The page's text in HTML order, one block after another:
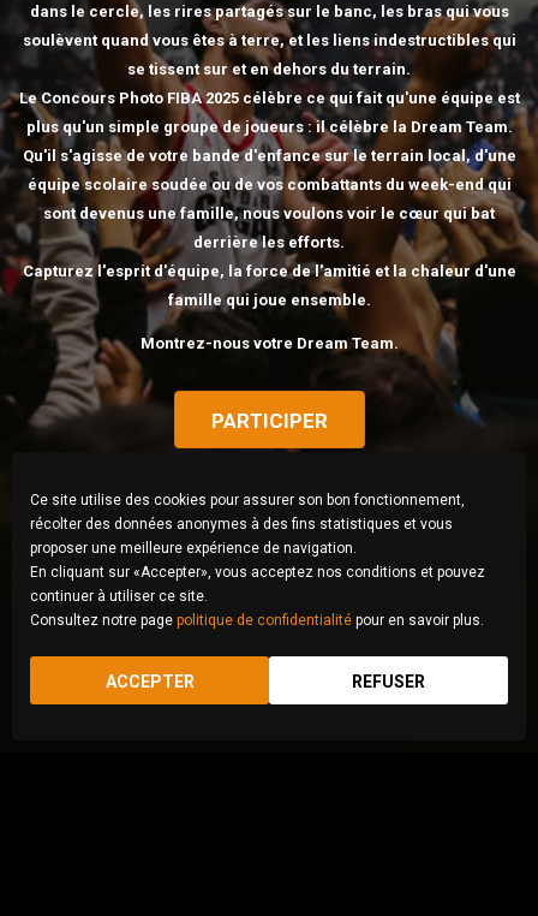
dans le cercle, les rires partagés sur le banc, les bras qui vous
soulèvent quand vous êtes à terre, et les liens indestructibles qui
se tissent sur et en dehors du terrain.
Le Concours Photo FIBA 2025 célèbre ce qui fait qu'une équipe est
plus qu'un simple groupe de joueurs : il célèbre la Dream Team.
Qu'il s'agisse de votre bande d'enfance sur le terrain local, d'une
équipe scolaire soudée ou de vos combattants du week-end qui
sont devenus une famille, nous voulons voir le cœur qui bat
derrière les efforts.
Capturez l'esprit d'équipe, la force de l'amitié et la chaleur d'une
famille qui joue ensemble.
Montrez-nous votre Dream Team.
PARTICIPER
Ce site utilise des cookies pour assurer son bon fonctionnement,
récolter des données anonymes à des fins statistiques et vous
proposer une meilleure expérience de navigation.
En cliquant sur «Accepter», vous acceptez nos conditions et pouvez
continuer à utiliser ce site.
Consultez notre page politique de confidentialité pour en savoir plus.
ACCEPTER REFUSER